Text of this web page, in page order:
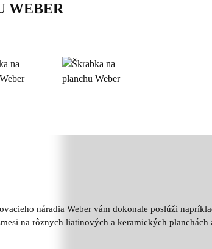
WEBER
náradia Weber vám dokonale poslúži
na rôznych liatinových a keramických planchách